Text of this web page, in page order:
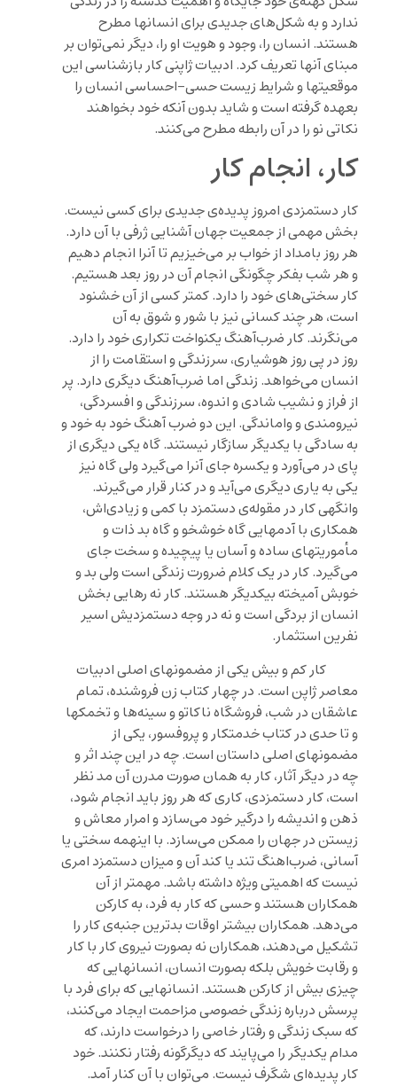
ندارد و به شکل‌های جدیدی برای انسانها مطرح
هستند. انسان را، وجود و هویت او را، دیگر نمی‌توان بر
مبنای آنها تعریف کرد. ادبیات ژاپنی کار بازشناسی این
موقعیتها و شرایط زیست حسی-احساسی انسان را
بعهده گرفته است و شاید بدون آنکه خود بخواهند
نکاتی نو را در آن رابطه مطرح می‌کنند.
کار، انجام کار
کار دستمزدی امروز پدیده‌ی جدیدی برای کسی نیست.
بخش مهمی از جمعیت جهان آشنایی ژرفی با آن دارد.
هر روز بامداد از خواب بر می‌خیزیم تا آنرا انجام دهیم
و هر شب بفکر چگونگی انجام آن در روز بعد هستیم.
کار سختی‌های خود را دارد. کمتر کسی از آن خشنود
است، هر چند کسانی نیز با شور و شوق به آن
می‌نگرند. کار ضرب‌آهنگ یکنواخت تکراری خود را دارد.
روز در پی روز هوشیاری، سرزندگی و استقامت را از
انسان می‌خواهد. زندگی اما ضرب‌آهنگ دیگری دارد. پر
از فراز و نشیب شادی و اندوه، سرزندگی و افسردگی،
نیرومندی و واماندگی. این دو ضرب آهنگ خود به خود و
به سادگی با یکدیگر سازگار نیستند. گاه یکی دیگری از
پای در می‌آورد و یکسره جای آنرا می‌گیرد ولی گاه نیز
یکی به یاری دیگری می‌آید و در کنار قرار می‌گیرند.
وانگهی کار در مقوله‌ی دستمزد با کمی و زیادی‌اش،
همکاری با آدمهایی گاه خوشخو و گاه بد ذات و
مأموریتهای ساده و آسان یا پیچیده و سخت جای
می‌گیرد. کار در یک کلام ضرورت زندگی است ولی بد و
خوبش آمیخته بیکدیگر هستند. کار نه رهایی بخش
انسان از بردگی است و نه در وجه ‌دستمزدیش اسیر
نفرین استثمار.
کار کم و بیش یکی از مضمونهای اصلی ادبیات
معاصر ژاپن است. در چهار کتابزنفروشنده، تمام
عاشقان در شب، فروشگاه ناکاتووسینه‌ها و تخمکها
و تا حدی در کتابخدمتکار و پروفسور، یکی از
مضمونهای اصلی داستان است. چه در این چند اثر و
چه در دیگر آثار، کار به همان صورت مدرن آن مد نظر
است، کار دستمزدی، کاری که هر روز باید انجام ‌شود،
ذهن و اندیشه‌ را درگیر خود می‌سازد و امرار معاش و
زیستن در جهان را ممکن می‌سازد. با اینهمه سختی یا
آسانی، ضرب‌اهنگ تند یا کند آن و میزان دستمزد امری
نیست که اهمیتی ویژه داشته باشد. مهمتر از آن
همکاران هستند و حسی که کار به فرد، به کارکن
می‌دهد. همکاران بیشتر اوقات بدترین جنبه‌ی کار را
تشکیل می‌دهند، همکاران نه بصورت نیروی کار با کار
و رقابت خویش بلکه بصورت انسان، انسانهایی که
چیزی بیش از کارکن هستند. انسانهایی که برای فرد با
پرسش درباره زندگی خصوصی مزاحمت ایجاد می‌کنند،
که سبک زندگی و رفتار خاصی را درخواست دارند، که
مدام یکدیگر را می‌پایند که دیگرگونه رفتار نکنند. خود
کار پدیده‌ای شگرف نیست. می‌توان با آن کنار آمد.